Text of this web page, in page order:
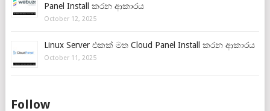
Panel Install කරන ආකාරය
October 12, 2025
Linux Server එකක් මත Cloud Panel Install කරන ආකාරය
October 11, 2025
Follow